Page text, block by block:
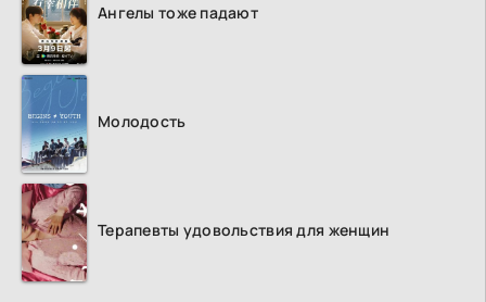
Ангелы тоже падают
Молодость
Терапевты удовольствия для женщин